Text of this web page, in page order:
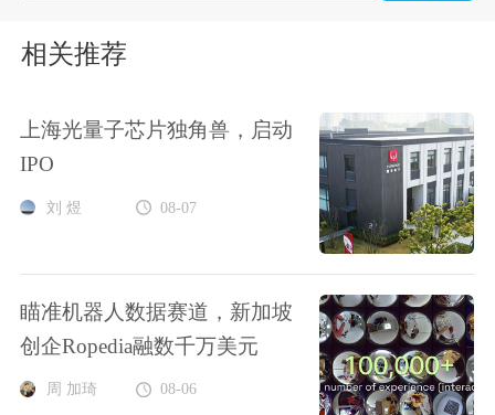
相关推荐
上海光量子芯片独角兽，启动
IPO
刘 煜 08-07
瞄准机器人数据赛道，新加坡
创企Ropedia融数千万美元
周 加琦 08-06